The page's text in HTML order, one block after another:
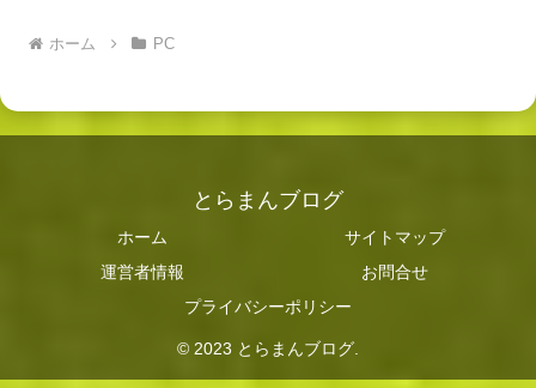
ホーム PC
とらまんブログ
ホーム
サイトマップ
運営者情報
お問合せ
プライバシーポリシー
© 2023 とらまんブログ.